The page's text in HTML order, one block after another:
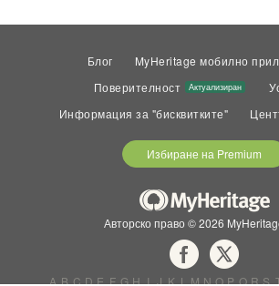
Блог
MyHeritage мобилно
Поверителност
Актуализиран
Информация за "бисквитките"
Избиране на Premium
Авторско право © 2026
A B C D E F G H I J K L M N O P Q R S